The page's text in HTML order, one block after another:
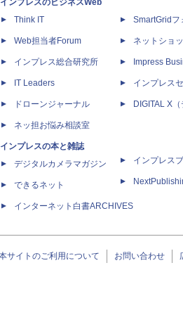
インプレスのビジネスWeb
Think IT
Web担当者Forum
インプレス総合研究所
IT Leaders
ドローンジャーナル
ネッ担お悩み相談室
インプレスの本と雑誌
デジタルカメラマガジン
できるネット
インターネット白書ARCHIVES
SmartGridフ
ネットショ
Impress
インプレス
DIGITAL X（
インプレス
サイトのご利用について お問い合わせ